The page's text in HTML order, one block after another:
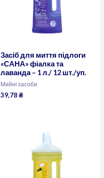
Засіб для миття підлоги
«САНА» фіалка та
лаванда – 1 л./ 12 шт./уп.
Мийні засоби
39,78₴